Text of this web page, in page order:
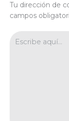
Tu dirección de
campos
aquí...